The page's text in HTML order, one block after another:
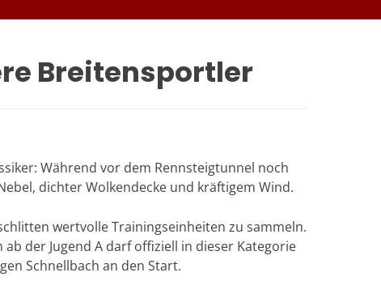
Breitensportler
Während vor dem Rennsteigtunnel noch
dichter Wolkendecke und kräftigem Wind.
wertvolle Trainingseinheiten zu sammeln.
der Jugend A darf offiziell in dieser Kategorie
Schnellbach an den Start.